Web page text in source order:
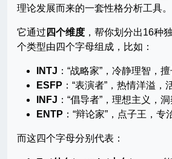
理论发展而来的一套性格分析工具。
它通过 四个维度 ，帮你划分出16种
个类型由四个字母组成，比如：
INTJ ：“战略家”，冷静理智，
ESFP ：“表演者”，热情洋溢，
INFJ ：“倡导者”，理想主义，
ENTP ：“辩论家”，点子王，专
而这四个字母分别代表：